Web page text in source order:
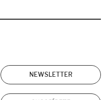
NEWSLETTER